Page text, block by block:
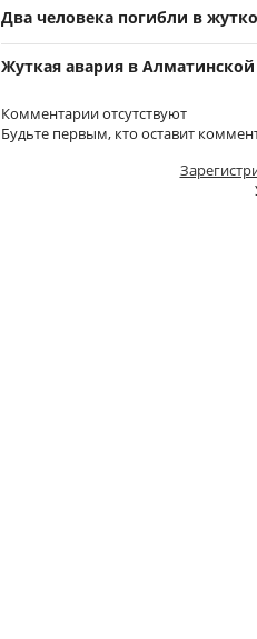
Два человека погибли в
Жуткая авария в
Комментарии отсутствуют
Будьте первым, кто оставит